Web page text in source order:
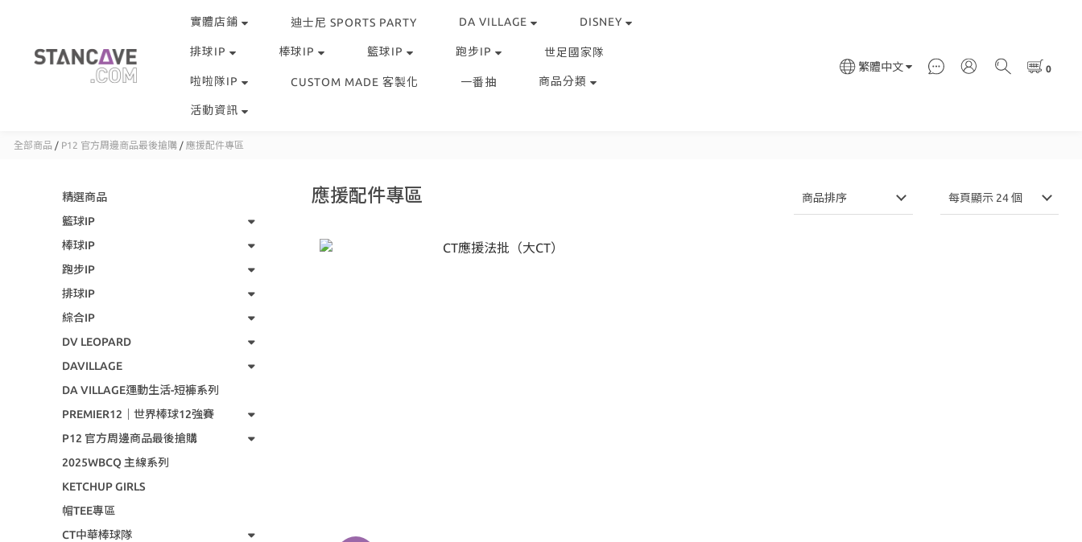
實體店鋪 迪士尼 SPORTS PARTY DA VILLAGE DISNEY
排球IP 棒球IP 籃球IP 跑步IP 世足國家隊
啦啦隊IP CUSTOM MADE 客製化 一番抽 商品分類
活動資訊
繁體中文
全部商品 / P12 官方周邊商品最後搶購 / 應援配件專區
精選商品
籃球IP
棒球IP
跑步IP
排球IP
綜合IP
DV LEOPARD
DAVILLAGE
DA VILLAGE運動生活-短褲系列
PREMIER12｜世界棒球12強賽
P12 官方周邊商品最後搶購
2025WBCQ 主線系列
KETCHUP GIRLS
帽TEE專區
CT中華棒球隊
應援配件專區 商品排序 每頁顯示 24 個